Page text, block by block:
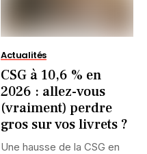
Actualités
CSG à 10,6 % en
2026 : allez-vous
(vraiment) perdre
gros sur vos livrets ?
Une hausse de la CSG en